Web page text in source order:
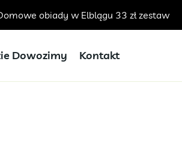
obiady w Elblągu 33 zł zestaw
Dowozimy Kontakt